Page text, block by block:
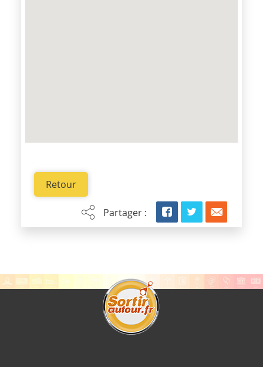
Retour
Partager :